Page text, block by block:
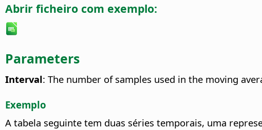
Abrir ficheiro com exemplo:
Parameters
Interval: The number of samples used in the moving
Exemplo
A tabela seguinte tem duas séries temporais, uma